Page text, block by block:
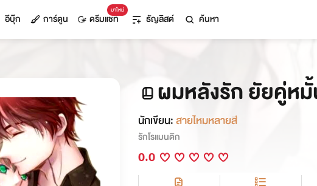
อีบุ๊ก การ์ตูน
มาใหม่
ดรีมแชท ธัญลิสต์ ค้นหา
ผมหลังรัก ยัยคู่ห
นักเขียน:สายไหมหลายสี
รักโรแมนติก
0.0